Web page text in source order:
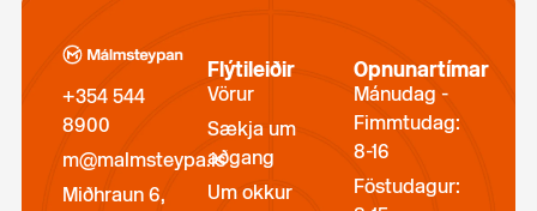
+354 544
8900
m@malmsteypa.is
Miðhraun 6,
Flýtileiðir
Vörur
Sækja um
aðgang
Um okkur
Opnunartímar
Mánudag -
Fimmtudag:
8-16
Föstudagur: